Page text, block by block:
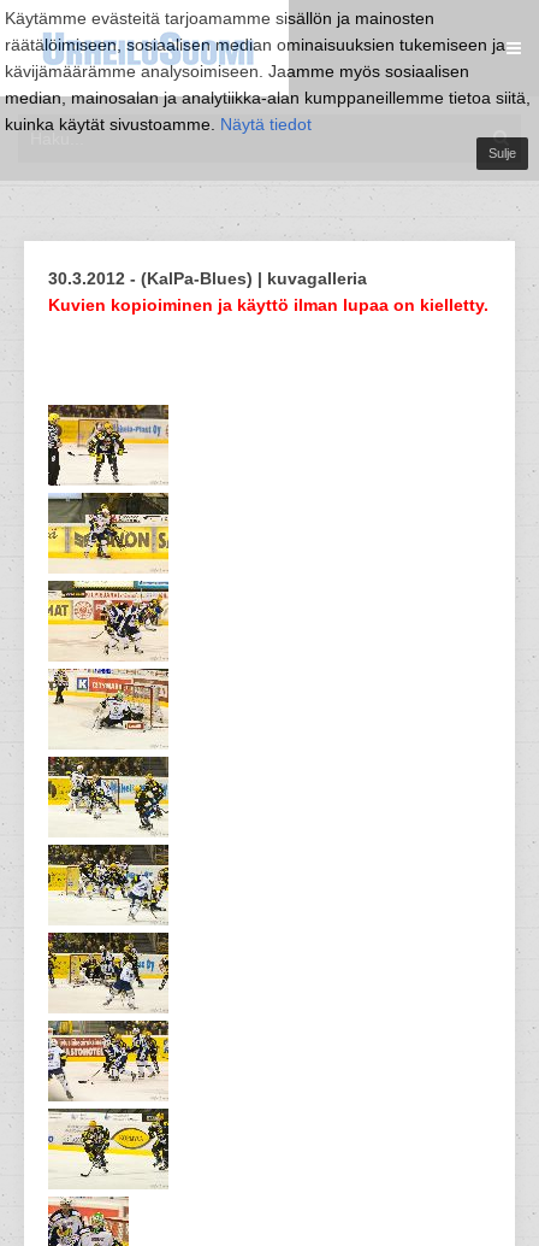
Käytämme evästeitä tarjoamamme sisällön ja mainosten
räätälöimiseen, sosiaalisen median ominaisuuksien tukemiseen ja
kävijämäärämme analysoimiseen. Jaamme myös sosiaalisen
median, mainosalan ja analytiikka-alan kumppaneillemme tietoa siitä,
kuinka käytät sivustoamme. Näytä tiedot
Sulje
30.3.2012 - (KalPa-Blues) | kuvagalleria
Kuvien kopioiminen ja käyttö ilman lupaa on kielletty.